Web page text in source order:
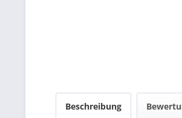
Beschreibung